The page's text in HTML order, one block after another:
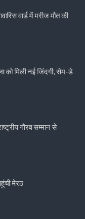
वार्ड में मरीज मौत की
को मिली नई जिंदगी, सेम-डे
गौरव सम्मान से
मेरठ